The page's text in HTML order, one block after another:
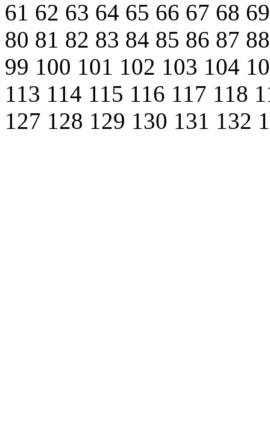
61 62 63 64 65 66 67 68
80 81 82 83 84 85 86 87
99 100 101 102 103 104
113 114 115 116 117 118
127 128 129 130 131 132